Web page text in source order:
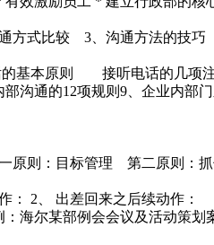
通方式比较 3、沟通方
基本原则 接听电话的几项
沟通的12项规则9、企业内
则：目标管理 第二原则：
2、 出差回来之后续动作：
海尔某部例会会议及活动策